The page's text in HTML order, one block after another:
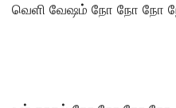
வெளி வேஷம் நோ நோ நோ